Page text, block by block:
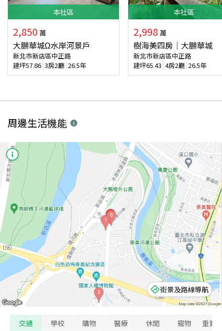
本社區
2,850 萬
大鵬華城Ω水岸河景戶
新北市新店區中正路
建坪57.86 3房2廳 26.5年
本社區
2,998 萬
樹海美四房｜大鵬華城
新北市新店區中正路
建坪65.43 4房2廳 26.5年
周邊生活機能
街景及路線導航
交通 學校 購物 醫療 休閒 寵物 重要